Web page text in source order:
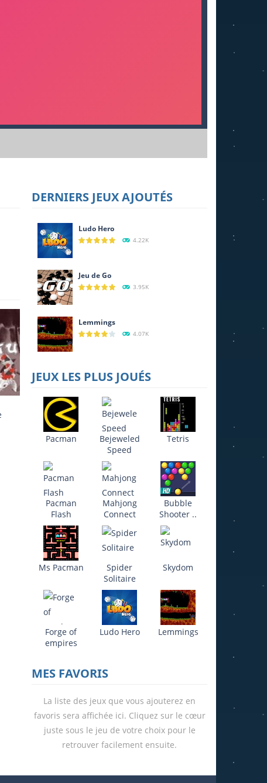
DERNIERS JEUX AJOUTÉS
Ludo Hero
4.22K
Jeu de Go
3.95K
Lemmings
4.07K
JEUX LES PLUS JOUÉS
Pacman
Bejeweled
Speed
Tetris
Pacman
Flash
Mahjong
Connect
Bubble
Shooter ..
Ms Pacman
Spider
Solitaire
Skydom
Forge of
empires
Ludo Hero Lemmings
MES FAVORIS
La liste des jeux que vous ajouterez en
favoris sera affichée ici. Cliquez sur le cœur
juste sous le jeu de votre choix pour le
retrouver facilement ensuite.